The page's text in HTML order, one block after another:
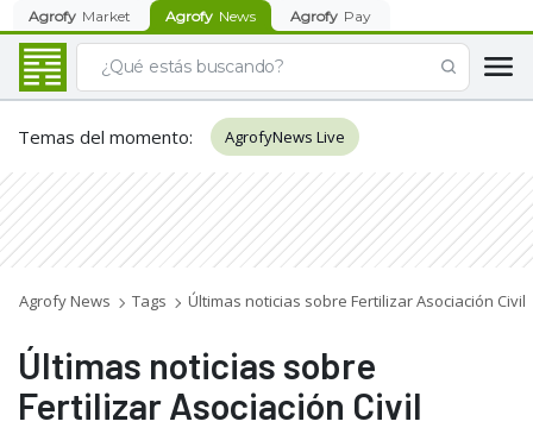
Agrofy Market Agrofy News Agrofy Pay
Temas del momento: AgrofyNews Live
Agrofy News Tags Últimas noticias sobre Fertilizar Asociación Civil
Últimas noticias sobre
Fertilizar Asociación Civil